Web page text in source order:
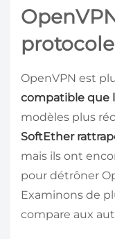
OpenVPN est
compatible que
modèles plus
SoftEther
mais ils ont
pour détrôner
Examinons de
compare aux